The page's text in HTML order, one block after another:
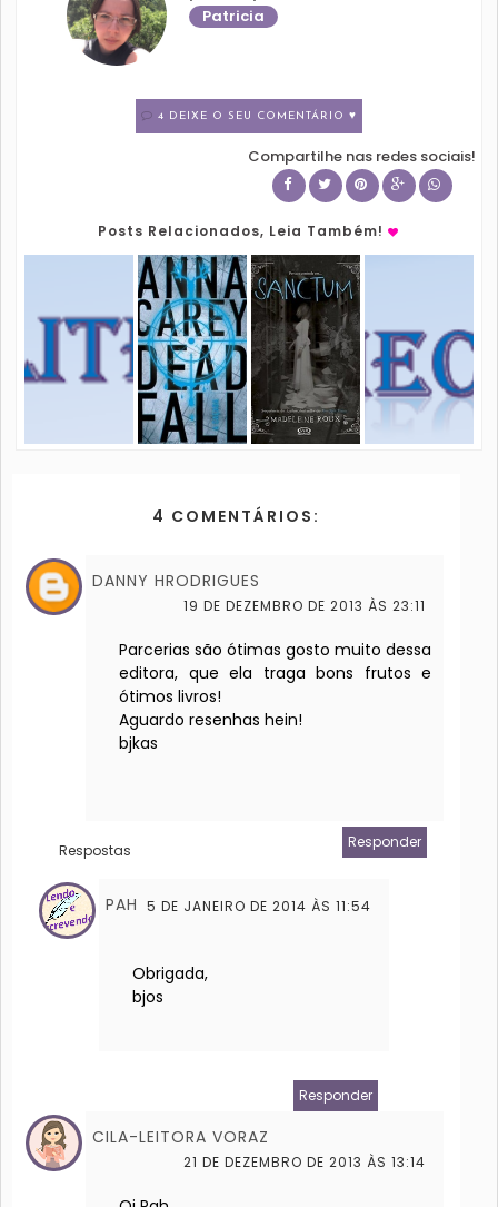
Patricia
4 DEIXE O SEU COMENTÁRIO ♥
Compartilhe nas redes sociais!
Posts Relacionados, Leia Também!
4 COMENTÁRIOS:
DANNY HRODRIGUES
19 DE DEZEMBRO DE 2013 ÀS 23:11
Parcerias são ótimas gosto muito dessa
editora, que ela traga bons frutos e
ótimos livros!
Aguardo resenhas hein!
bjkas
Responder
Respostas
PAH 5 DE JANEIRO DE 2014 ÀS 11:54
Obrigada,
bjos
Responder
CILA-LEITORA VORAZ
21 DE DEZEMBRO DE 2013 ÀS 13:14